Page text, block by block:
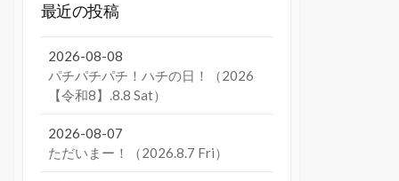
最近の投稿
2026-08-08
パチパチパチ！ハチの日！（2026
【令和8】.8.8 Sat）
2026-08-07
ただいまー！（2026.8.7 Fri）